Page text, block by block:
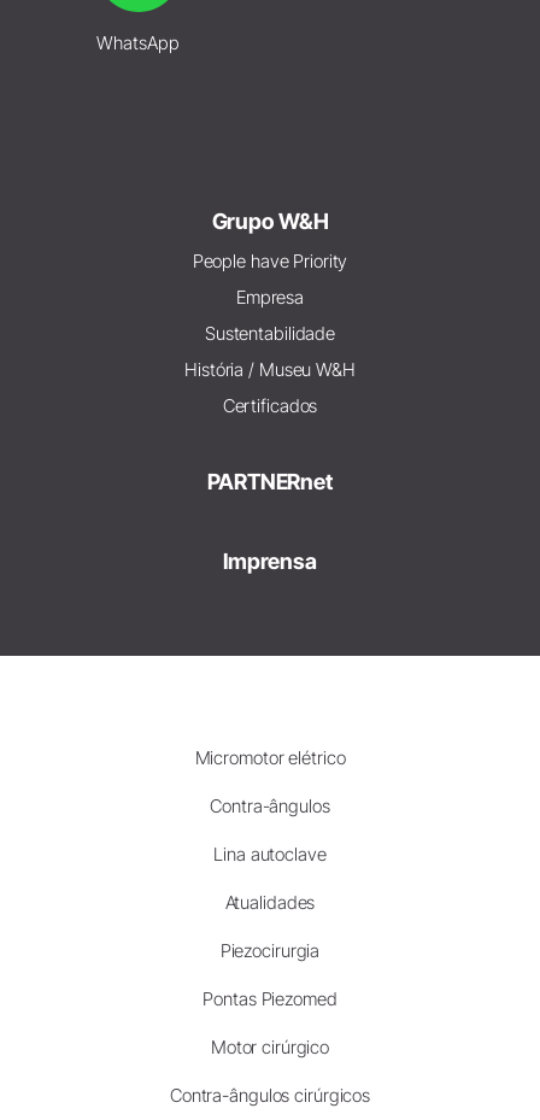
WhatsApp
Grupo W&H
People have Priority
Empresa
Sustentabilidade
História / Museu W&H
Certificados
PARTNERnet
Imprensa
Micromotor elétrico
Contra-ângulos
Lina autoclave
Atualidades
Piezocirurgia
Pontas Piezomed
Motor cirúrgico
Contra-ângulos cirúrgicos